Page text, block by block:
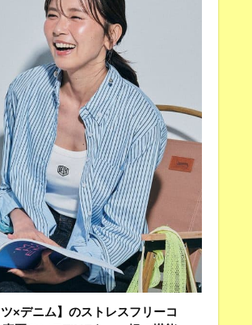
ツ×デニム】のストレスフリーコ